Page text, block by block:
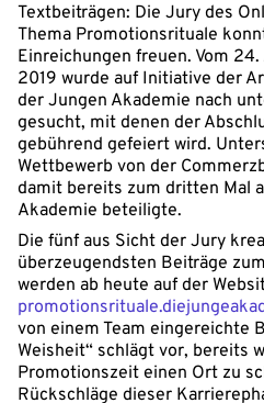
Textbeiträgen: Die Jury des
Thema Promotionsrituale
Einreichungen freuen. Vom
2019 wurde auf Initiative der
der Jungen Akademie nach
gesucht, mit denen der
gebührend gefeiert wird.
Wettbewerb von der
damit bereits zum dritten Mal
Akademie beteiligte.
Die fünf aus Sicht der Jury
überzeugendsten Beiträge
werden ab heute auf der
von einem Team eingereichte
Weisheit“ schlägt vor, bereits
Promotionszeit einen Ort zu
Rückschläge dieser